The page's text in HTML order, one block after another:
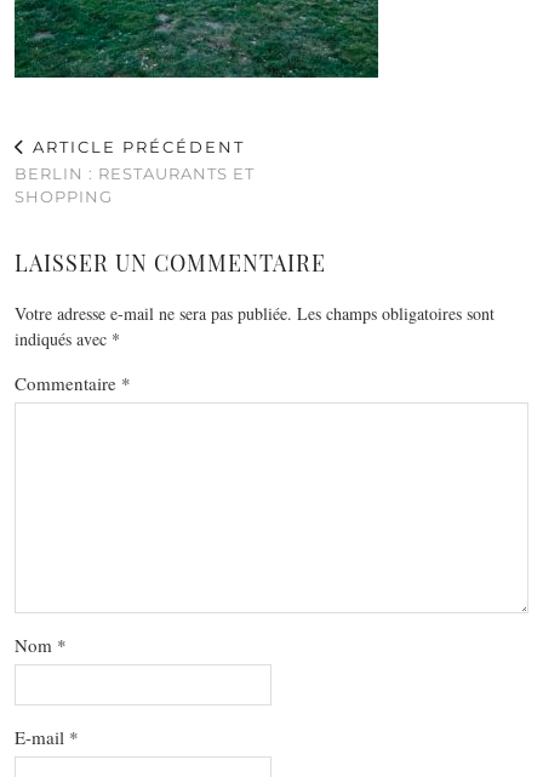
ARTICLE PRÉCÉDENT
BERLIN : RESTAURANTS ET
SHOPPING
LAISSER UN COMMENTAIRE
Votre adresse e-mail ne sera pas publiée. Les champs obligatoires sont
indiqués avec *
Commentaire *
Nom *
E-mail *